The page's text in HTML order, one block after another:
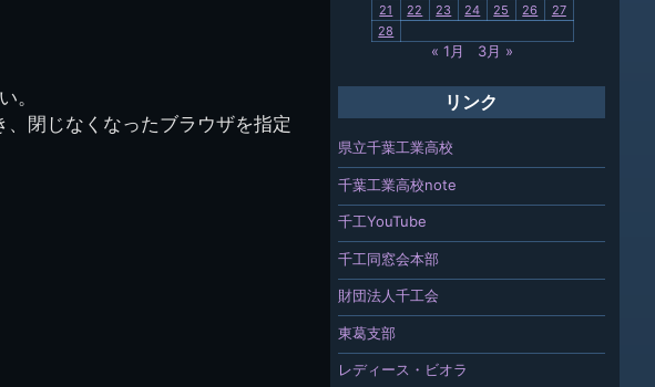
校
体育祭
色
2008千工マーチ記
。
、閉じなくなったブラウザを指定
21
22 23 24 25 26
27
28
« 1月 3月 »
リンク
県立千葉工業高校
千葉工業高校note
千工YouTube
千工同窓会本部
財団法人千工会
東葛支部
レディース・ビオラ